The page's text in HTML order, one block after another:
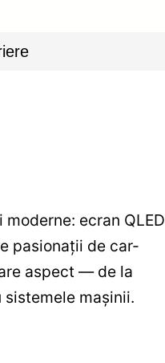
ecran QLED
pasionații de car-
aspect — de la
mașinii.